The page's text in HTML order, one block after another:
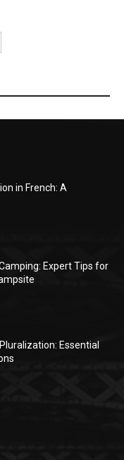
in French: A
Expert Tips for
Essential